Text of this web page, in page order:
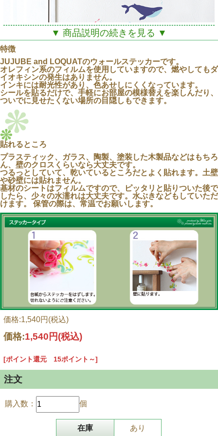
JUJUBE and LOQUATデザインによる南国のいきもの
のステッカーです。
南国の海でゆったりと泳ぎ回る姿を思い浮かべながら
▼ 商品説明の続きを見る ▼
特徴
JUJUBE and LOQUATのウォールステッカーです。
オレフィン系のフィルムを使用していますので、燃やしてもダ
イオキシンの発生はありません。
インキには耐光性があり、色あせしにくくなっています。
シールを貼るだけで、手軽にお部屋の模様替えを楽しんだり、
ついでに見せたくない場所の目隠しもできます。
貼れるところ
プラスティック、ガラス、陶製、塗装した木製品などはもちろ
ん、壁のクロスくらいなら大丈夫です。
つるっとしていて、乾いているところだとよく貼れます。土壁
や砂壁には貼れません。
基材のシートはフィルムですので、ピッタリと貼りついた後で
したら、少々の水濡れは大丈夫です。水ぶきなどもしていただ
けます。 保管の際は、常温でお願いします。
価格:1,540円(税込)
価格:1,540円(税込)
[ポイント還元 15ポイント～]
注文
購入数： 個
在庫 あり